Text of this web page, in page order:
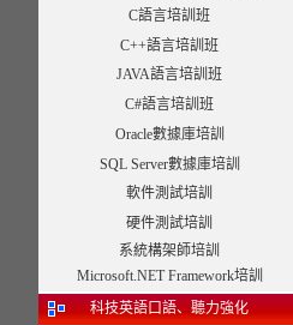
C語言培訓班
C++語言培訓班
JAVA語言培訓班
C#語言培訓班
Oracle數據庫培訓
SQL Server數據庫培訓
軟件測試培訓
硬件測試培訓
系統構架師培訓
Microsoft.NET Framework培訓
科技英語口語、聽力強化